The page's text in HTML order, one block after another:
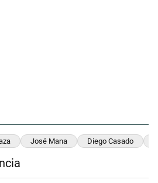
José Mana Diego Casado